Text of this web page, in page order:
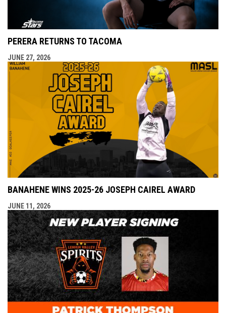
PERERA RETURNS TO TACOMA
JUNE 27, 2026
BANAHENE WINS 2025-26 JOSEPH CAIREL AWARD
JUNE 11, 2026